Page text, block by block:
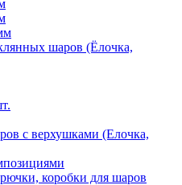
шаров (Ёлочка,
с верхушками (Елочка,
коробки для шаров